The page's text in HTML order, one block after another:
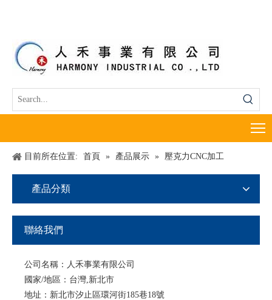
目前所在位置: 首頁 » 產品展示 » 壓克力CNC加工
產品分類
聯絡我們
公司名稱：人禾事業有限公司
國家/地區：台灣,新北市
地址：新北市汐止區環河街185巷18號